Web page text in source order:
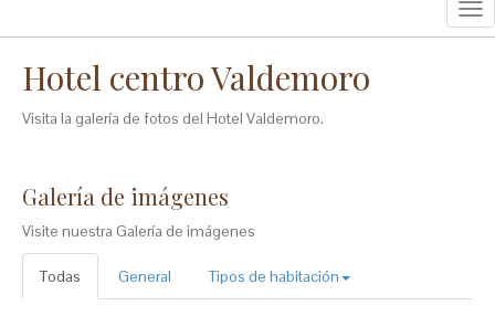
Hotel centro Valdemoro
Visita la galería de fotos del Hotel Valdemoro.
Galería de imágenes
Visite nuestra Galería de imágenes
Todas General Tipos de habitación